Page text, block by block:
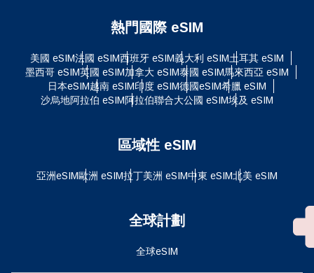
熱門國際 eSIM
美國 eSIM法國 eSIM西班牙 eSIM義大利 eSIM土耳其 eSIM
墨西哥 eSIM英國 eSIM加拿大 eSIM泰國 eSIM馬來西亞 eSIM
日本eSIM越南 eSIM印度 eSIM德國eSIM希臘 eSIM
沙烏地阿拉伯 eSIM阿拉伯聯合大公國 eSIM埃及 eSIM
區域性 eSIM
亞洲eSIM歐洲 eSIM拉丁美洲 eSIM中東 eSIM北美 eSIM
全球計劃
全球eSIM